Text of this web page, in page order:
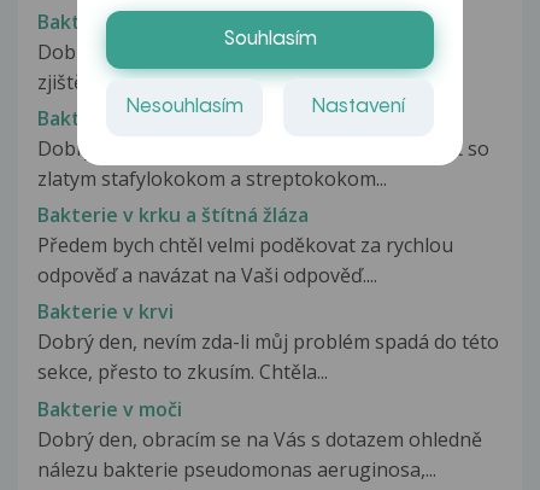
Bakterie v hrdle
Dobrý den, na základě výtěrů z krku, mi bylo
zjištěno masivní množství baktere...
Bakterie v hrdle
Dobry den, chcela by som vediet, ci je mozne zit so
zlatym stafylokokom a streptokokom...
Bakterie v krku a štítná žláza
Předem bych chtěl velmi poděkovat za rychlou
odpověď a navázat na Vaši odpověď....
Bakterie v krvi
Dobrý den, nevím zda-li můj problém spadá do této
sekce, přesto to zkusím. Chtěla...
Bakterie v moči
Dobrý den, obracím se na Vás s dotazem ohledně
nálezu bakterie pseudomonas aeruginosa,...
Souhlasím
Nesouhlasím Nastavení